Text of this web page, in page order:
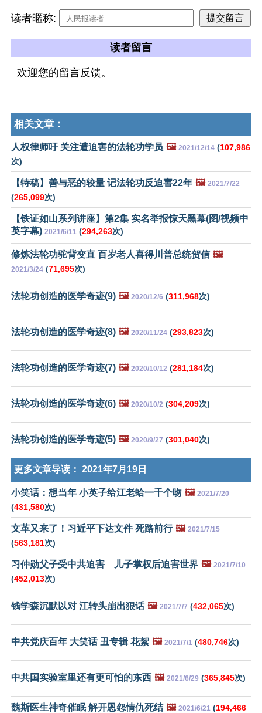
读者暱称:
读者留言
欢迎您的留言反馈。
相关文章：
人权律师吁 关注遭迫害的法轮功学员 🖼️ 2021/12/14 (107,986
次)
【特稿】善与恶的较量 记法轮功反迫害22年 🖼️ 2021/7/22
(265,099次)
【铁证如山系列讲座】第2集 实名举报惊天黑幕(图/视频中
英字幕) 2021/6/11 (294,263次)
修炼法轮功驼背变直 百岁老人喜得川普总统贺信 🖼️
2021/3/24 (71,695次)
法轮功创造的医学奇迹(9) 🖼️ 2020/12/6 (311,968次)
法轮功创造的医学奇迹(8) 🖼️ 2020/11/24 (293,823次)
法轮功创造的医学奇迹(7) 🖼️ 2020/10/12 (281,184次)
法轮功创造的医学奇迹(6) 🖼️ 2020/10/2 (304,209次)
法轮功创造的医学奇迹(5) 🖼️ 2020/9/27 (301,040次)
更多文章导读： 2021年7月19日
小笑话：想当年 小英子给江老蛤一千个吻 🖼️ 2021/7/20
(431,580次)
文革又来了！习近平下达文件 死路前行 🖼️ 2021/7/15
(563,181次)
习仲勋父子受中共迫害 儿子掌权后迫害世界 🖼️ 2021/7/10
(452,013次)
钱学森沉默以对 江转头崩出狠话 🖼️ 2021/7/7 (432,065次)
中共党庆百年 大笑话 丑专辑 花絮 🖼️ 2021/7/1 (480,746次)
中共国实验室里还有更可怕的东西 🖼️ 2021/6/29 (365,845次)
魏斯医生神奇催眠 解开恩怨情仇死结 🖼️ 2021/6/21 (194,466